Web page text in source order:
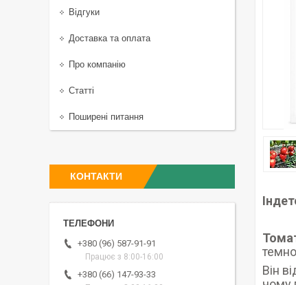
Він
Відгуки
Доставка та оплата
Про компанію
Статті
Поширені питання
КОНТАКТИ
+380 (96) 587-91-91
Працює з 8:00-16:00
+380 (66) 147-93-33